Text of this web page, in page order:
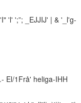
'l' ';”; _EJJIJ' | & '_l'g-
El/1Frå' heliga-IHH